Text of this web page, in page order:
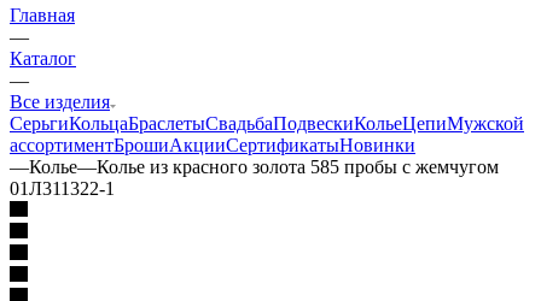
Главная
—
Каталог
—
Все изделия
СерьгиКольцаБраслетыСвадьбаПодвескиКольеЦепиМужской
ассортиментБрошиАкцииСертификатыНовинки
—Колье—Колье из красного золота 585 пробы с жемчугом
01Л311322-1